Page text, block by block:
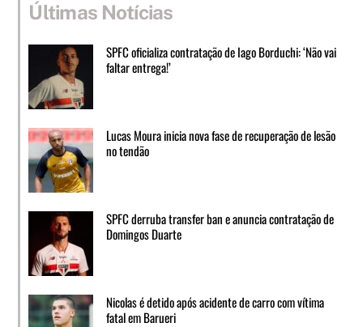
Últimas Notícias
SPFC oficializa contratação de Iago Borduchi: ‘Não vai
faltar entrega!’
Lucas Moura inicia nova fase de recuperação de lesão
no tendão
SPFC derruba transfer ban e anuncia contratação de
Domingos Duarte
Nicolas é detido após acidente de carro com vítima
fatal em Barueri